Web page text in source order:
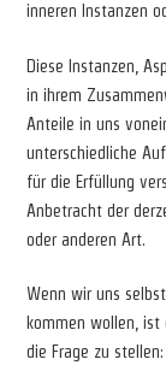
inneren Instanzen
Diese Instanzen,
in ihrem
Anteile in uns
unterschiedliche
für die Erfüllung
Anbetracht der
oder anderen Art.
Wenn wir uns
kommen wollen,
die Frage zu stellen: